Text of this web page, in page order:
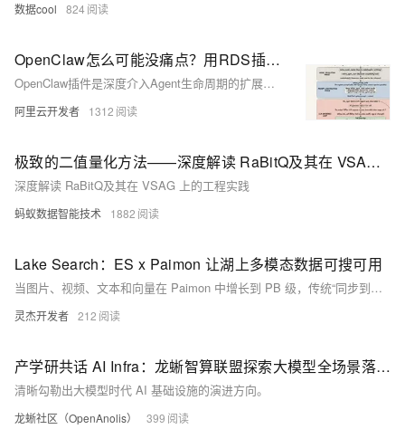
数据cool 824
OpenClaw怎么可能没痛点？用RDS插件来释放OpenClaw全部潜力
OpenClaw插件是深度介入Agent生命周期的扩展机制，提供24个钩子，支持自动注入知识、持久化记忆等被动式干预。相比Skill/Tool，插件可主动在关键节点（如对话开始/结束）执行逻辑，适用于RAG增强、云化记忆等高级场景。
阿里云开发者 1312
极致的二值量化方法——深度解读 RaBitQ及其在 VSAG 上的工程实践
深度解读 RaBitQ及其在 VSAG 上的工程实践
蚂蚁数据智能技术 1882
Lake Search：ES x Paimon 让湖上多模态数据可搜可用
当图片、视频、文本和向量在 Paimon 中增长到 PB 级，传统“同步到湖外再建索引”的方式，会让搜索面临数据就绪慢、第二份事实数据成本高和版本治理复杂等问题。本文介绍阿里云 Elasticsearch 9.4 Search Lake 如何直接挂载与 Paimon 表版本关联的 Global Index，在不复制事实数据的前提下提供 BM25、kNN、结构化过滤、排序与聚合能力，并结合多模态样本湖场景拆解方案架构、Demo 及性能与成本取舍。 关键词：Search Lake、Apache Paimon、Elasticsearch 9.4、Global Index、OpenLake、多模态检索
灵杰开发者 212
产学研共话 AI Infra：龙蜥智算联盟探索大模型全场景落地新路径
清晰勾勒出大模型时代 AI 基础设施的演进方向。
龙蜥社区（OpenAnolis） 399